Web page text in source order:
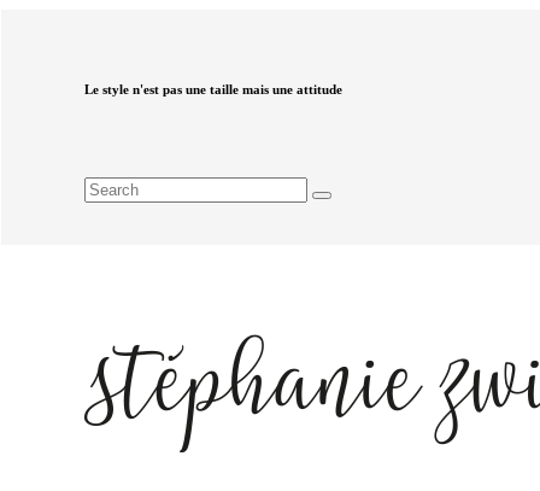
Le style n'est pas une taille mais une attitude